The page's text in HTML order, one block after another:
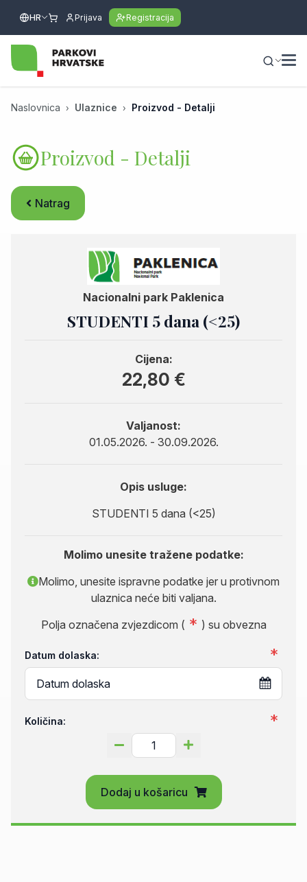
HR Prijava Registracija
Naslovnica Ulaznice Proizvod - Detalji
Proizvod - Detalji
Natrag
Nacionalni park Paklenica
STUDENTI 5 dana (<25)
Cijena:
22,80 €
Valjanost:
01.05.2026. - 30.09.2026.
Opis usluge:
STUDENTI 5 dana (<25)
Molimo unesite tražene podatke:
Molimo, unesite ispravne podatke jer u protivnom
ulaznica neće biti valjana.
Polja označena zvjezdicom (
) su obvezna
Datum dolaska:
Količina:
Dodaj u košaricu